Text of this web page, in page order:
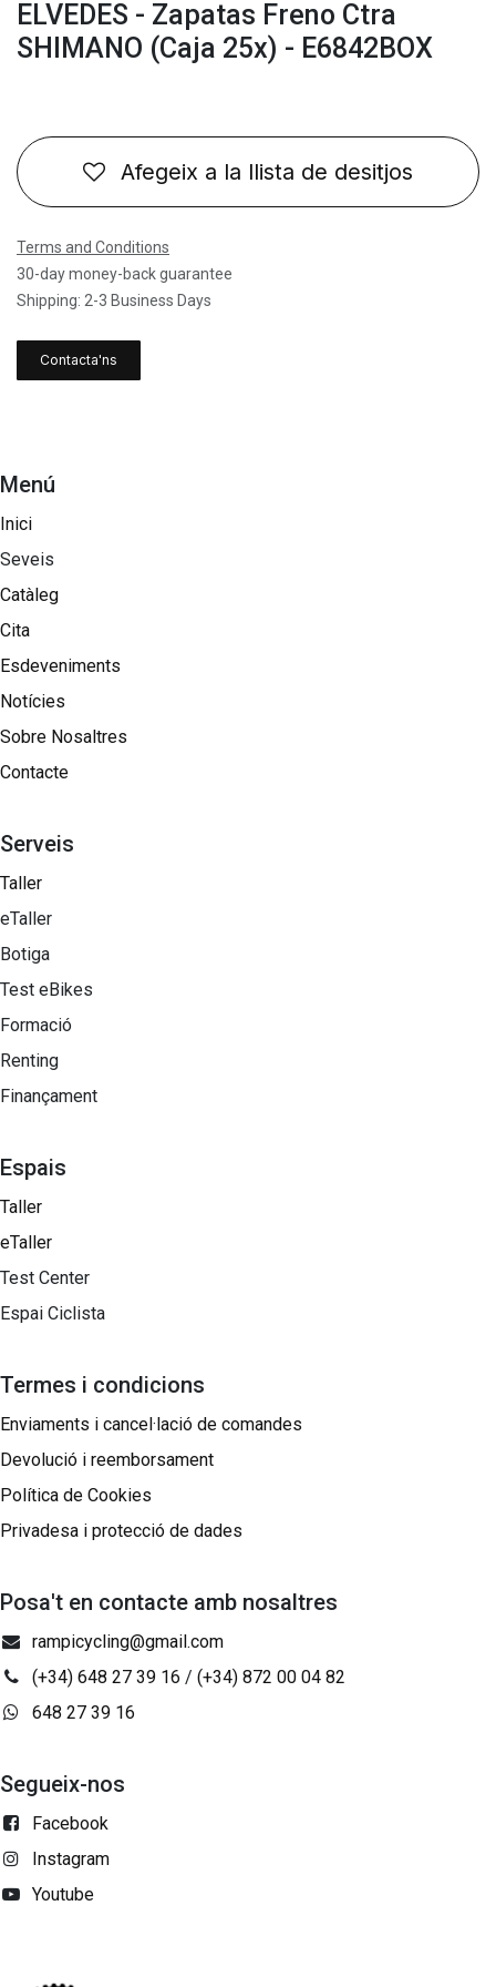
ELVEDES - Zapatas Freno Ctra
SHIMANO (Caja 25x) - E6842BOX
Afegeix a la llista de desitjos
Terms and Conditions
30-day money-back guarantee
Shipping: 2-3 Business Days
Contacta'ns
Menú
Inici
Seveis
Catàleg
Cita
Esdeveniments
Notícies
Sobre Nosaltres​
Contacte
Serveis
Taller
eTaller
Botiga
Test eBikes
Formació
Renting
Finançament
Espais
Taller
eTaller
Test Center
Espai Ciclista
Termes i condicions
Enviaments i cancel·lació de comandes
Devolució i reemborsament
Política de Cookies
Privadesa i protecció de dades
Posa't en contacte amb nosaltres
rampicycling@gmail.com
(+34) 648 27 39 16 / (+34) 872 00 04 82
648 27 39 16
Segueix-nos
Facebook
Instagram
Youtube